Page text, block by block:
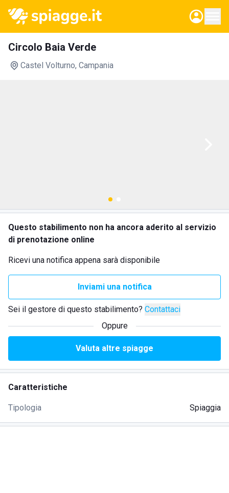
Circolo Baia Verde
Castel Volturno, Campania
Questo stabilimento non ha ancora aderito al servizio
di prenotazione online
Ricevi una notifica appena sarà disponibile
Inviami una notifica
Sei il gestore di questo stabilimento? Contattaci
Oppure
Valuta altre spiagge
Caratteristiche
Tipologia Spiaggia